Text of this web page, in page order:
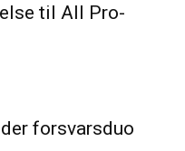
til All Pro-
forsvarsduo